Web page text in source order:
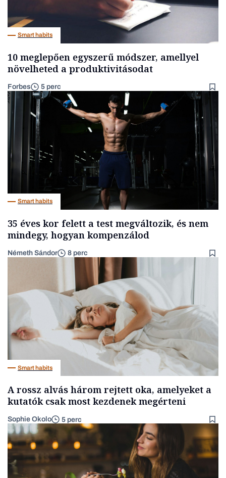
Smart habits
10 meglepően egyszerű módszer, amellyel
növelheted a produktivitásodat
Forbes 5 perc
Smart habits
35 éves kor felett a test megváltozik, és nem
mindegy, hogyan kompenzálod
Németh Sándor 8 perc
Smart habits
A rossz alvás három rejtett oka, amelyeket a
kutatók csak most kezdenek megérteni
Sophie Okolo 5 perc